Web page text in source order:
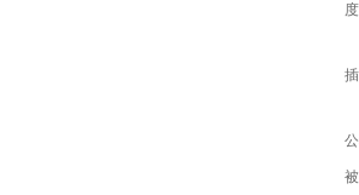
度